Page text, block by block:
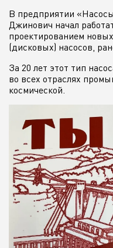
В предприятии
Джинович начал
проектированием
(дисковых) насосов,
За 20 лет этот тип
во всех отраслях
космической.